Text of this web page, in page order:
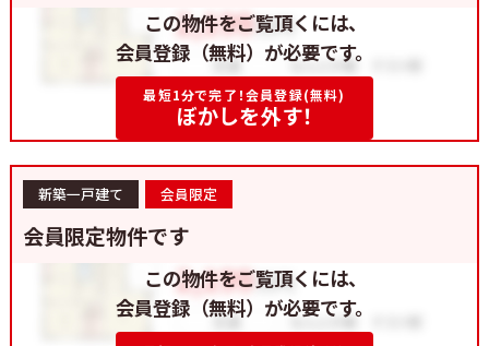
この物件をご覧頂くには、
会員登録（無料）が必要です。
最短1分で完了！会員登録(無料)
ぼかしを外す！
新築一戸建て 会員限定
会員限定物件です
この物件をご覧頂くには、
会員登録（無料）が必要です。